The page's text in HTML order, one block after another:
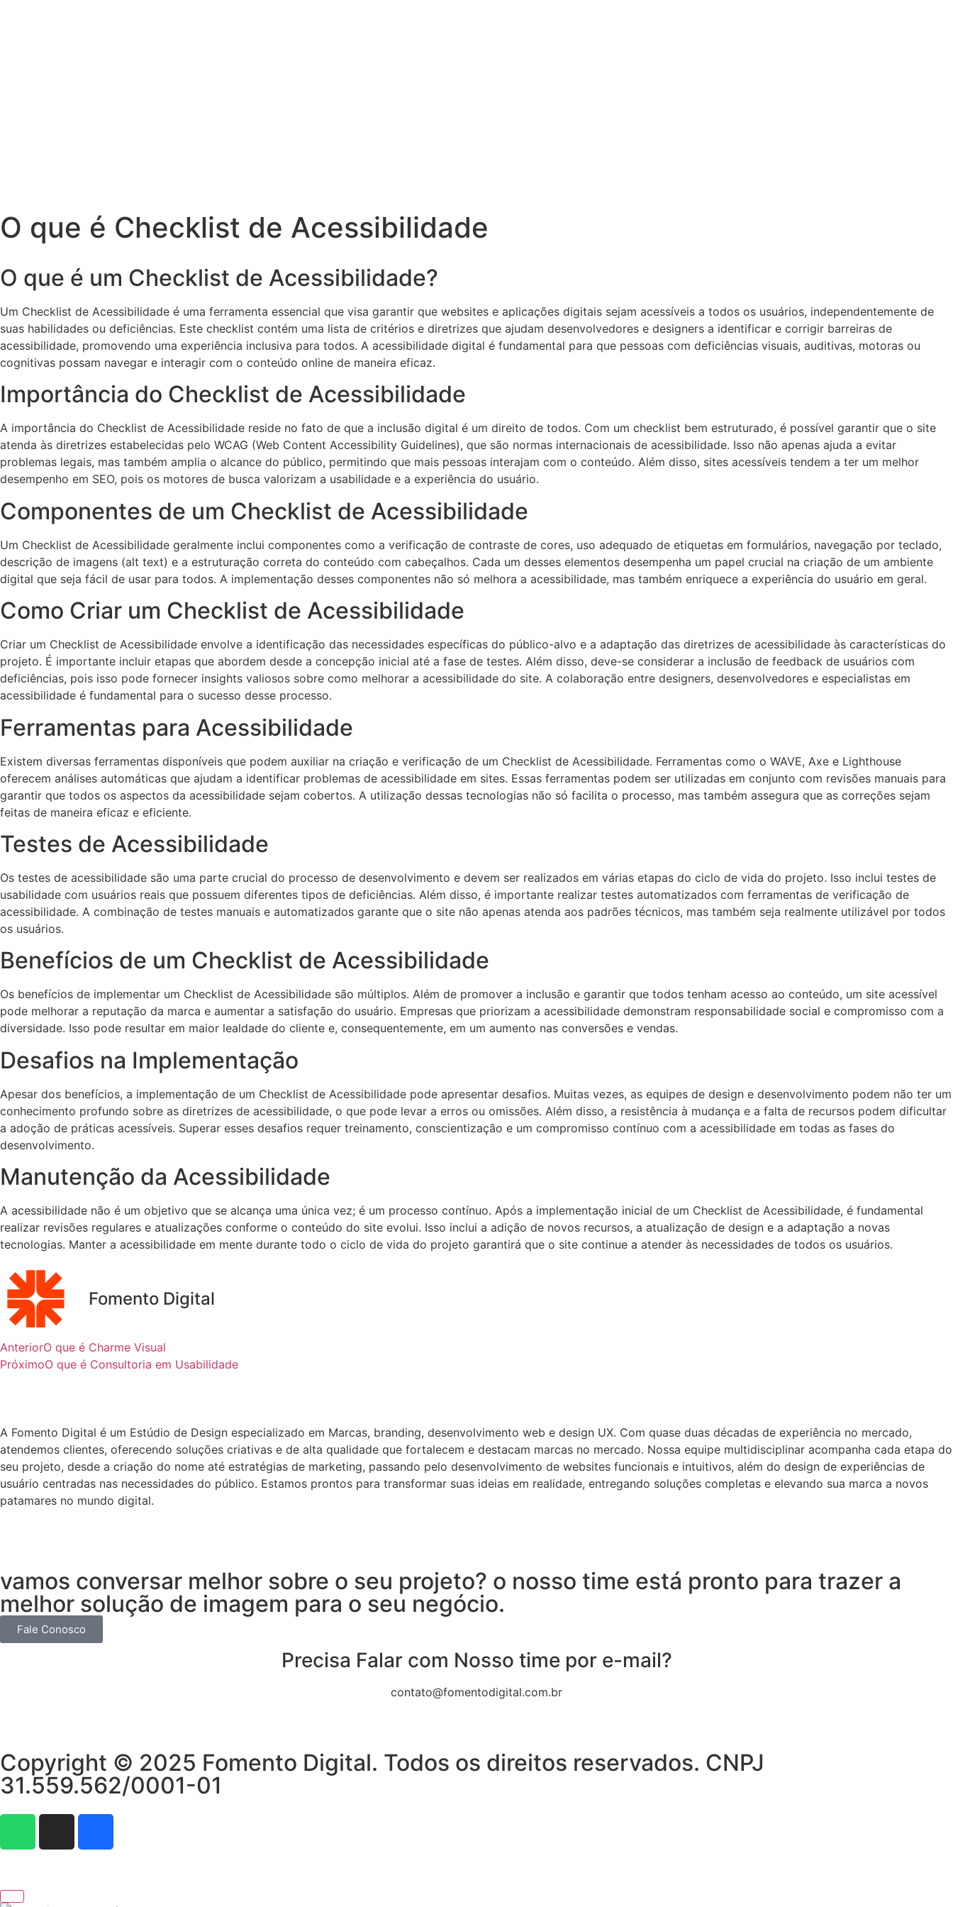
O que é Checklist de Acessibilidade
O que é um Checklist de Acessibilidade?
Um Checklist de Acessibilidade é uma ferramenta essencial que visa garantir que websites e aplicações digitais sejam acessíveis a todos os usuários, independentemente de
suas habilidades ou deficiências. Este checklist contém uma lista de critérios e diretrizes que ajudam desenvolvedores e designers a identificar e corrigir barreiras de
acessibilidade, promovendo uma experiência inclusiva para todos. A acessibilidade digital é fundamental para que pessoas com deficiências visuais, auditivas, motoras ou
cognitivas possam navegar e interagir com o conteúdo online de maneira eficaz.
Importância do Checklist de Acessibilidade
A importância do Checklist de Acessibilidade reside no fato de que a inclusão digital é um direito de todos. Com um checklist bem estruturado, é possível garantir que o site
atenda às diretrizes estabelecidas pelo WCAG (Web Content Accessibility Guidelines), que são normas internacionais de acessibilidade. Isso não apenas ajuda a evitar
problemas legais, mas também amplia o alcance do público, permitindo que mais pessoas interajam com o conteúdo. Além disso, sites acessíveis tendem a ter um melhor
desempenho em SEO, pois os motores de busca valorizam a usabilidade e a experiência do usuário.
Componentes de um Checklist de Acessibilidade
Um Checklist de Acessibilidade geralmente inclui componentes como a verificação de contraste de cores, uso adequado de etiquetas em formulários, navegação por teclado,
descrição de imagens (alt text) e a estruturação correta do conteúdo com cabeçalhos. Cada um desses elementos desempenha um papel crucial na criação de um ambiente
digital que seja fácil de usar para todos. A implementação desses componentes não só melhora a acessibilidade, mas também enriquece a experiência do usuário em geral.
Como Criar um Checklist de Acessibilidade
Criar um Checklist de Acessibilidade envolve a identificação das necessidades específicas do público-alvo e a adaptação das diretrizes de acessibilidade às características do
projeto. É importante incluir etapas que abordem desde a concepção inicial até a fase de testes. Além disso, deve-se considerar a inclusão de feedback de usuários com
deficiências, pois isso pode fornecer insights valiosos sobre como melhorar a acessibilidade do site. A colaboração entre designers, desenvolvedores e especialistas em
acessibilidade é fundamental para o sucesso desse processo.
Ferramentas para Acessibilidade
Existem diversas ferramentas disponíveis que podem auxiliar na criação e verificação de um Checklist de Acessibilidade. Ferramentas como o WAVE, Axe e Lighthouse
oferecem análises automáticas que ajudam a identificar problemas de acessibilidade em sites. Essas ferramentas podem ser utilizadas em conjunto com revisões manuais para
garantir que todos os aspectos da acessibilidade sejam cobertos. A utilização dessas tecnologias não só facilita o processo, mas também assegura que as correções sejam
feitas de maneira eficaz e eficiente.
Testes de Acessibilidade
Os testes de acessibilidade são uma parte crucial do processo de desenvolvimento e devem ser realizados em várias etapas do ciclo de vida do projeto. Isso inclui testes de
usabilidade com usuários reais que possuem diferentes tipos de deficiências. Além disso, é importante realizar testes automatizados com ferramentas de verificação de
acessibilidade. A combinação de testes manuais e automatizados garante que o site não apenas atenda aos padrões técnicos, mas também seja realmente utilizável por todos
os usuários.
Benefícios de um Checklist de Acessibilidade
Os benefícios de implementar um Checklist de Acessibilidade são múltiplos. Além de promover a inclusão e garantir que todos tenham acesso ao conteúdo, um site acessível
pode melhorar a reputação da marca e aumentar a satisfação do usuário. Empresas que priorizam a acessibilidade demonstram responsabilidade social e compromisso com a
diversidade. Isso pode resultar em maior lealdade do cliente e, consequentemente, em um aumento nas conversões e vendas.
Desafios na Implementação
Apesar dos benefícios, a implementação de um Checklist de Acessibilidade pode apresentar desafios. Muitas vezes, as equipes de design e desenvolvimento podem não ter um
conhecimento profundo sobre as diretrizes de acessibilidade, o que pode levar a erros ou omissões. Além disso, a resistência à mudança e a falta de recursos podem dificultar
a adoção de práticas acessíveis. Superar esses desafios requer treinamento, conscientização e um compromisso contínuo com a acessibilidade em todas as fases do
desenvolvimento.
Manutenção da Acessibilidade
A acessibilidade não é um objetivo que se alcança uma única vez; é um processo contínuo. Após a implementação inicial de um Checklist de Acessibilidade, é fundamental
realizar revisões regulares e atualizações conforme o conteúdo do site evolui. Isso inclui a adição de novos recursos, a atualização de design e a adaptação a novas
tecnologias. Manter a acessibilidade em mente durante todo o ciclo de vida do projeto garantirá que o site continue a atender às necessidades de todos os usuários.
Fomento Digital
AnteriorO que é Charme Visual
PróximoO que é Consultoria em Usabilidade
A Fomento Digital é um Estúdio de Design especializado em Marcas, branding, desenvolvimento web e design UX. Com quase duas décadas de experiência no mercado,
atendemos clientes, oferecendo soluções criativas e de alta qualidade que fortalecem e destacam marcas no mercado. Nossa equipe multidisciplinar acompanha cada etapa do
seu projeto, desde a criação do nome até estratégias de marketing, passando pelo desenvolvimento de websites funcionais e intuitivos, além do design de experiências de
usuário centradas nas necessidades do público. Estamos prontos para transformar suas ideias em realidade, entregando soluções completas e elevando sua marca a novos
patamares no mundo digital.
vamos conversar melhor sobre o seu projeto? o nosso time está pronto para trazer a
melhor solução de imagem para o seu negócio.
Fale Conosco
Precisa Falar com Nosso time por e-mail?
contato@fomentodigital.com.br
Copyright © 2025 Fomento Digital. Todos os direitos reservados. CNPJ
31.559.562/0001-01